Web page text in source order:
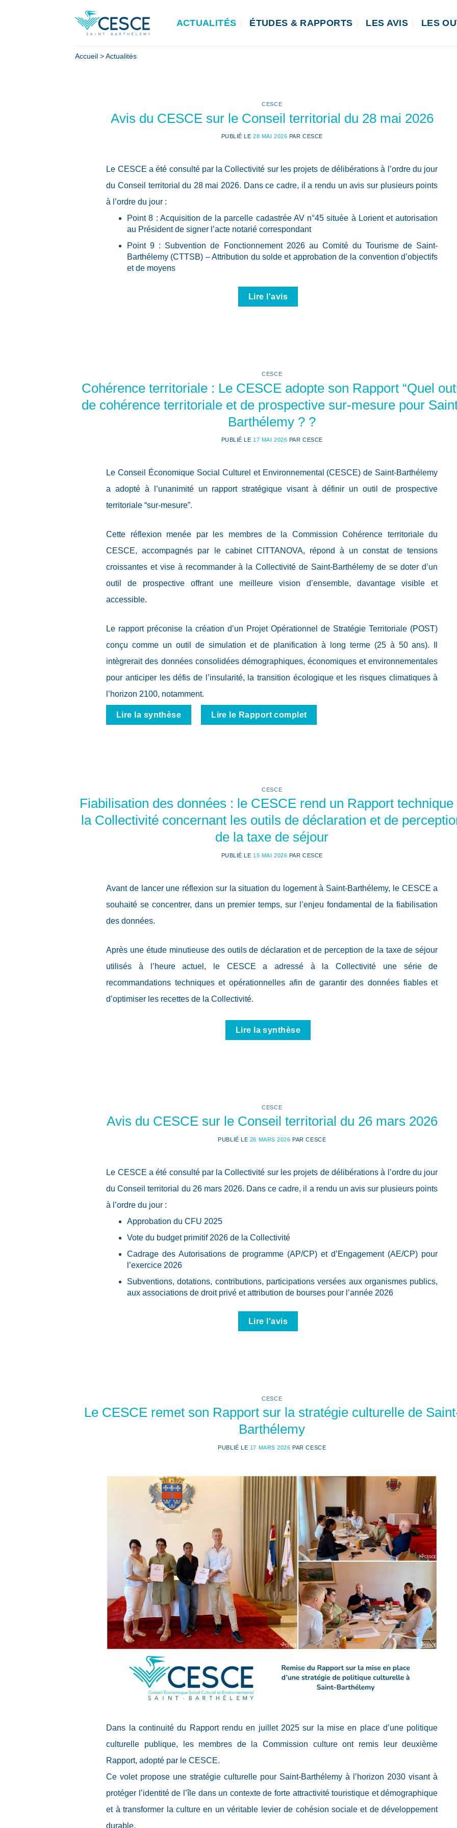
ACTUALITÉS ÉTUDES & RAPPORTS LES AVIS LES
Accueil > Actualités
CESCE
Avis du CESCE sur le Conseil territorial du 28 mai 2026
PUBLIÉ LE28 MAI 2026 PARCESCE
Le CESCE a été consulté par la Collectivité sur les projets de délibérations à l’ordre du jour
du Conseil territorial du 28 mai 2026. Dans ce cadre, il a rendu un avis sur plusieurs points
à l’ordre du jour :
Point 8 : Acquisition de la parcelle cadastrée AV n°45 située à Lorient et autorisation
au Président de signer l’acte notarié correspondant
Point 9 : Subvention de Fonctionnement 2026 au Comité du Tourisme de Saint-
Barthélemy (CTTSB) – Attribution du solde et approbation de la convention d’objectifs
et de moyens
Lire l'avis
CESCE
Cohérence territoriale : Le CESCE adopte son Rapport “Quel
de cohérence territoriale et de prospective sur-mesure pour
Barthélemy ? ?
PUBLIÉ LE 17 MAI 2026 PARCESCE
Le Conseil Économique Social Culturel et Environnemental (CESCE) de Saint-Barthélemy
a adopté à l’unanimité un rapport stratégique visant à définir un outil de prospective
territoriale “sur-mesure”.
Cette réflexion menée par les membres de la Commission Cohérence territoriale du
CESCE, accompagnés par le cabinet CITTANOVA, répond à un constat de tensions
croissantes et vise à recommander à la Collectivité de Saint-Barthélemy de se doter d’un
outil de prospective offrant une meilleure vision d’ensemble, davantage visible et
accessible.
Le rapport préconise la création d’un Projet Opérationnel de Stratégie Territoriale (POST)
conçu comme un outil de simulation et de planification à long terme (25 à 50 ans). Il
intègrerait des données consolidées démographiques, économiques et environnementales
pour anticiper les défis de l’insularité, la transition écologique et les risques climatiques à
l’horizon 2100, notamment.
Lire la synthèse Lire le Rapport complet
CESCE
Fiabilisation des données : le CESCE rend un Rapport technique
la Collectivité concernant les outils de déclaration et de
de la taxe de séjour
PUBLIÉ LE 15 MAI 2026 PARCESCE
Avant de lancer une réflexion sur la situation du logement à Saint-Barthélemy, le CESCE a
souhaité se concentrer, dans un premier temps, sur l’enjeu fondamental de la fiabilisation
des données.
Après une étude minutieuse des outils de déclaration et de perception de la taxe de séjour
utilisés à l’heure actuel, le CESCE a adressé à la Collectivité une série de
recommandations techniques et opérationnelles afin de garantir des données fiables et
d’optimiser les recettes de la Collectivité.
Lire la synthèse
CESCE
Avis du CESCE sur le Conseil territorial du 26 mars 2026
PUBLIÉ LE 26 MARS 2026 PARCESCE
Le CESCE a été consulté par la Collectivité sur les projets de délibérations à l’ordre du jour
du Conseil territorial du 26 mars 2026. Dans ce cadre, il a rendu un avis sur plusieurs points
à l’ordre du jour :
Approbation du CFU 2025
Vote du budget primitif 2026 de la Collectivité
Cadrage des Autorisations de programme (AP/CP) et d’Engagement (AE/CP) pour
l’exercice 2026
Subventions, dotations, contributions, participations versées aux organismes publics,
aux associations de droit privé et attribution de bourses pour l’année 2026
Lire l'avis
CESCE
Le CESCE remet son Rapport sur la stratégie culturelle de
Barthélemy
PUBLIÉ LE 17 MARS 2026 PARCESCE
Dans la continuité du Rapport rendu en juillet 2025 sur la mise en place d’une politique
culturelle publique, les membres de la Commission culture ont remis leur deuxième
Rapport, adopté par le CESCE.
Ce volet propose une stratégie culturelle pour Saint-Barthélemy à l’horizon 2030 visant à
protéger l’identité de l’île dans un contexte de forte attractivité touristique et démographique
et à transformer la culture en un véritable levier de cohésion sociale et de développement
durable.